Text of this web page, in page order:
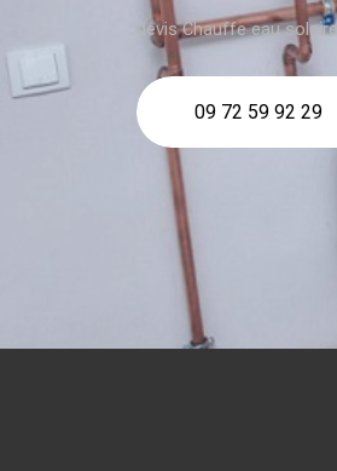
devis Chauffe eau
09 72 59 92 29